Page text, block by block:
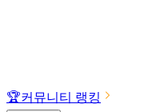
🏆커뮤니티 랭킹